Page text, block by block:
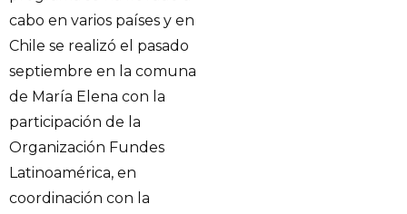
cabo en varios países y en
Chile se realizó el pasado
septiembre en la comuna
de María Elena con la
participación de la
Organización Fundes
Latinoamérica, en
coordinación con la